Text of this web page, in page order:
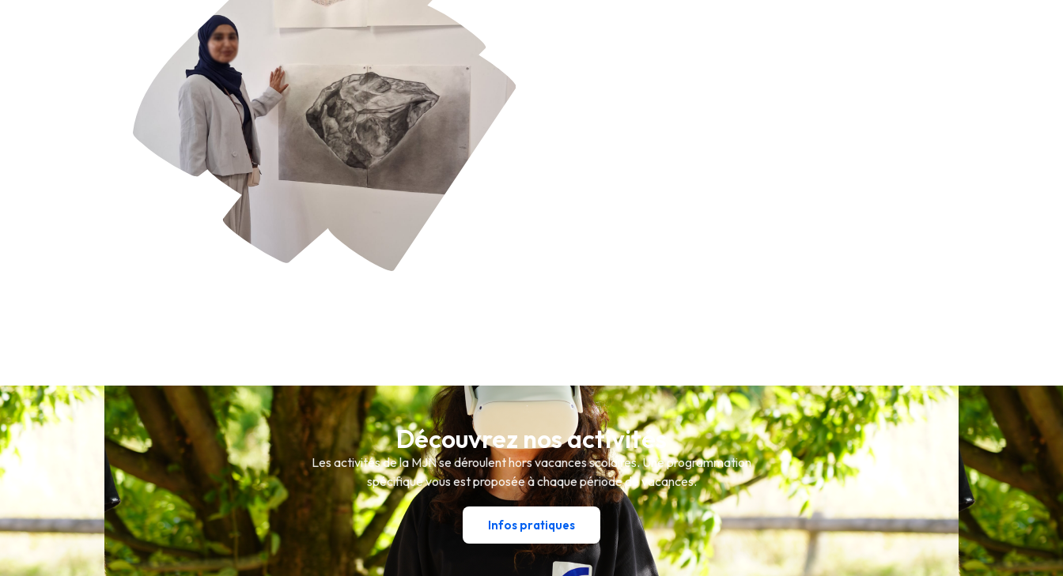
Découvrez nos activités
Les activités de la MJN se déroulent hors vacances scolaires. Une programmation
spécifique vous est proposée à chaque période de vacances.
Infos pratiques